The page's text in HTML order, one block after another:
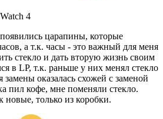
4
царапины, которые
а т.к. часы - это важный для меня
стекло и дать вторую жизнь своим
в LP, т.к. раньше у них менял стекло
оказалась схожей с заменой
пил кофе, мне поменяли стекло.
новые, только из коробки.